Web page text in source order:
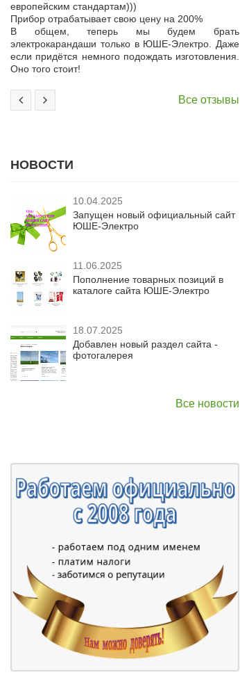
европейским стандартам)))
Прибор отрабатывает свою цену на 200%
В общем, теперь мы будем брать
электрокарандаши только в ЮШЕ-Электро. Даже
если придётся немного подождать изготовления.
Оно того стоит!
Все отзывы
НОВОСТИ
10.04.2025
Запущен новый официальный сайт
ЮШЕ-Электро
11.06.2025
Пополнение товарных позиций в
каталоге сайта ЮШЕ-Электро
18.07.2025
Добавлен новый раздел сайта -
фотогалерея
Все новости